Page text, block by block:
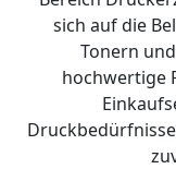
sich auf die
Tonern
hochwertige